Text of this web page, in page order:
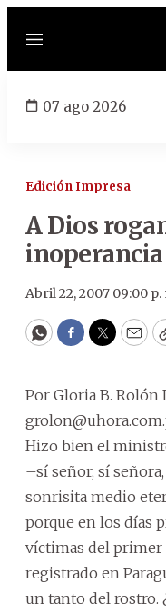
Menú
07 ago 2026
Edición Impresa
A Dios
Abril 22, 2007 09:00 p.
WhatsApp
Facebook
Twitter
Por Gloria B. Rolón
Hizo bien el
–sí señor, sí
sonrisita medio
porque en los días
víctimas del primer
registrado en
un tanto del rostro.